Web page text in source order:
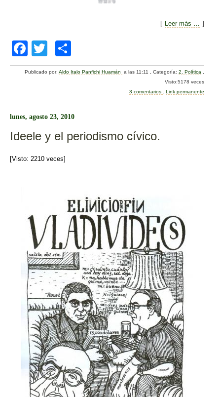
[ Leer más … ]
F
a
c
b
o
o
k
T
wi
tt
o
m
ar
tir
Publicado por:Aldo Italo Panfichi Huamán a las 11:11 .Categoría:2. Política
Visto:5178 veces
3 comentarios
Link permanente
lunes, agosto 23, 2010
Ideele y el periodismo cívico.
[Visto: 2210 veces]